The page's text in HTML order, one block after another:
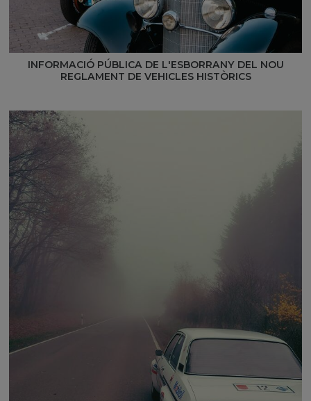
INFORMACIÓ PÚBLICA DE L'ESBORRANY DEL NOU
REGLAMENT DE VEHICLES HISTÒRICS